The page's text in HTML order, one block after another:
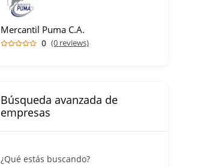
Mercantil Puma C.A.
0 (0 reviews)
Búsqueda avanzada de
empresas
¿Qué estás buscando?